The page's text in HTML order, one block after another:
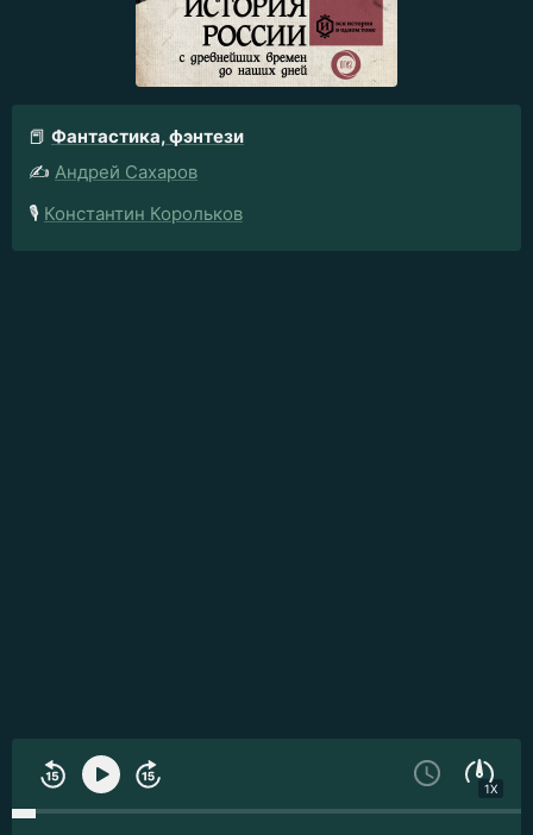
📕 Фантастика, фэнтези
✍️ Андрей Сахаров
🎙️ Константин Корольков
1X